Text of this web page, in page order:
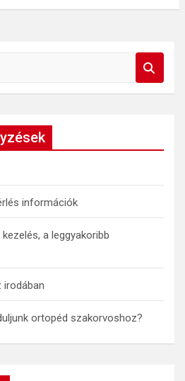
információk
a leggyakoribb
irodában
ortopéd szakorvoshoz?